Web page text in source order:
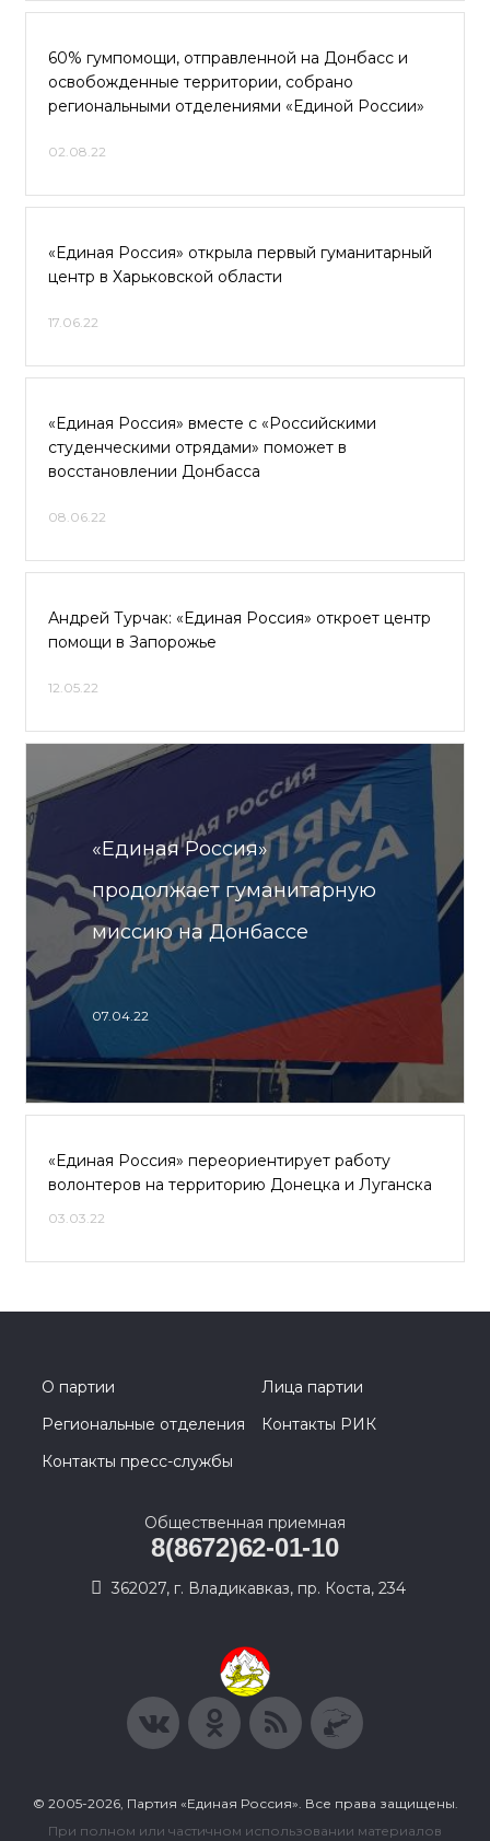
60% гумпомощи, отправленной на Донбасс и
освобожденные территории, собрано
региональными отделениями «Единой России»
02.08.22
«Единая Россия» открыла первый гуманитарный
центр в Харьковской области
17.06.22
«Единая Россия» вместе с «Российскими
студенческими отрядами» поможет в
восстановлении Донбасса
08.06.22
Андрей Турчак: «Единая Россия» откроет центр
помощи в Запорожье
12.05.22
«Единая Россия»
продолжает гуманитарную
миссию на Донбассе
07.04.22
«Единая Россия» переориентирует работу
волонтеров на территорию Донецка и Луганска
03.03.22
О партии
Лица партии
Региональные отделения
Контакты РИК
Контакты пресс-службы
Общественная приемная
8(8672)62-01-10
362027, г. Владикавказ, пр. Коста, 234
© 2005-2026, Партия «Единая Россия». Все права защищены.
При полном или частичном использовании материалов